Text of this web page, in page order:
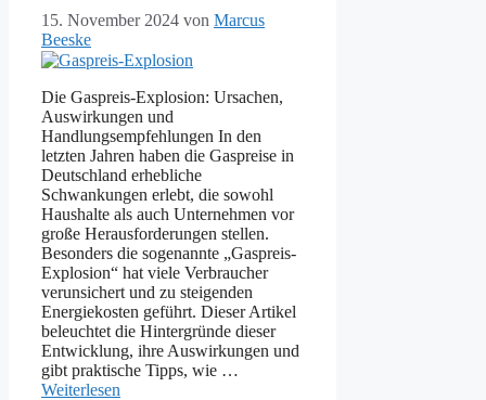
15. November 2024 von Marcus
Beeske
Die Gaspreis-Explosion: Ursachen,
Auswirkungen und
Handlungsempfehlungen In den
letzten Jahren haben die Gaspreise in
Deutschland erhebliche
Schwankungen erlebt, die sowohl
Haushalte als auch Unternehmen vor
große Herausforderungen stellen.
Besonders die sogenannte „Gaspreis-
Explosion“ hat viele Verbraucher
verunsichert und zu steigenden
Energiekosten geführt. Dieser Artikel
beleuchtet die Hintergründe dieser
Entwicklung, ihre Auswirkungen und
gibt praktische Tipps, wie …
Weiterlesen